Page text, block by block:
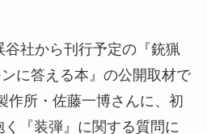
社から刊行予定の『銃猟
に答える本』の公開取材で
作所・佐藤一博さんに、初
『装弾』に関する質問に